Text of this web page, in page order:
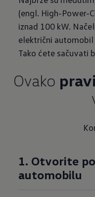
(engl. High-Power-
iznad 100 kW.
električni automobil
Tako ćete sačuvati
Ovako
1. Otvorite
automobilu